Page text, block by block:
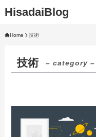
HisadaiBlog
Home 技術
技術 – category –